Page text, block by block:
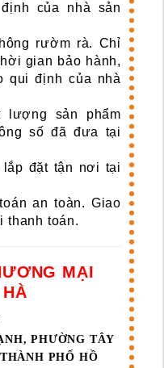
của nhà sản
rườm rà. Chỉ
gian bảo hành,
qui định của nhà
lượng sản phẩm
số đã đưa tại
đặt tận nơi tại
an toàn. Giao
thanh toán.
MẠI
PHƯỜNG TÂY
PHỐ HỒ